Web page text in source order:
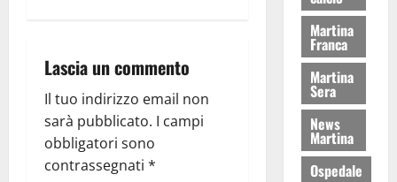
Lascia un commento
Il tuo indirizzo email non
sarà pubblicato. I campi
obbligatori sono
contrassegnati *
Martina
Franca
Martina
Sera
News
Martina
Ospedale